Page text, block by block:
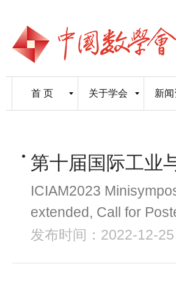
首 页 关于学会 新
第十届国际工业
ICIAM2023
extended, Call for
发布时间：2022-12-25